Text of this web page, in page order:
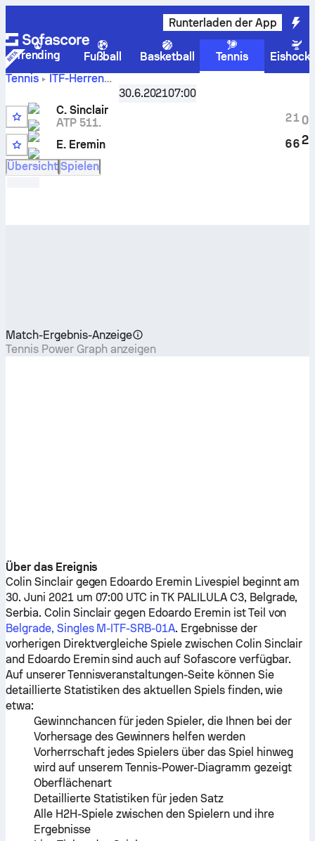
Runterladen der App
Trending Fußball Basketball Tennis
Tennis
ITF-Herren
Belgrade, Singles M-ITF-SRB-01A,Letzten 32
Punktestand und H2H-Ergebnisse für
Edoardo Eremin
30.6.202107:00
C. Sinclair
ATP 511.
E. Eremin
2
6
1
6
0
2
Übersicht Spielen
Match-Ergebnis-Anzeige
Tennis Power Graph anzeigen
Über das Ereignis
Colin Sinclairgegen Edoardo Eremin Livespiel beginnt am
30. Juni 2021 um 07:00 UTC in TK PALILULA C3, Belgrade,
Serbia. Colin Sinclair gegen Edoardo Ereminist Teil von
Belgrade, Singles M-ITF-SRB-01A. Ergebnisse der
vorherigen Direktvergleiche Spiele zwischen Colin Sinclair
and Edoardo Ereminsind auch auf Sofascore verfügbar.
Auf unserer Tennisveranstaltungen-Seite können Sie
detaillierte Statistiken des aktuellen Spiels finden, wie
etwa:
Gewinnchancen für jeden Spieler, die Ihnen bei der
Vorhersage des Gewinners helfen werden
Vorherrschaft jedes Spielers über das Spiel hinweg
wird auf unserem Tennis-Power-Diagramm gezeigt
Oberflächenart
Detaillierte Statistiken für jeden Satz
Alle H2H-Spiele zwischen den Spielern und ihre
Ergebnisse